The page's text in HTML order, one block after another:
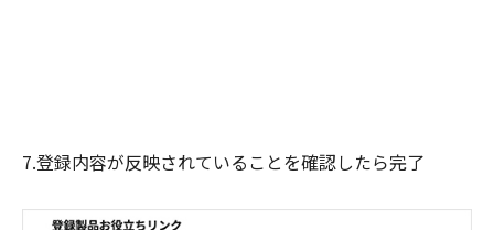
7.登録内容が反映されていることを確認したら完了